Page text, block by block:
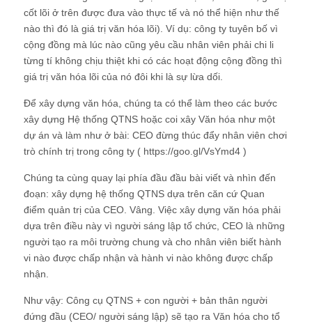
cốt lõi ở trên được đưa vào thực tế và nó thể hiện như thế
nào thì đó là giá trị văn hóa lõi). Ví dụ: công ty tuyên bố vì
cộng đồng mà lúc nào cũng yêu cầu nhân viên phải chi li
từng tí không chịu thiệt khi có các hoạt động cộng đồng thì
giá trị văn hóa lõi của nó đôi khi là sự lừa dối.
Để xây dựng văn hóa, chúng ta có thể làm theo các bước
xây dựng Hệ thống QTNS hoặc coi xây Văn hóa như một
dự án và làm như ở bài: CEO đừng thúc đẩy nhân viên chơi
trò chính trị trong công ty ( https://goo.gl/VsYmd4 )
Chúng ta cùng quay lại phía đầu đầu bài viết và nhìn đến
đoạn: xây dựng hệ thống QTNS dựa trên căn cứ Quan
điểm quản trị của CEO. Vâng. Việc xây dựng văn hóa phải
dựa trên điều này vì người sáng lập tổ chức, CEO là những
người tạo ra môi trường chung và cho nhân viên biết hành
vi nào được chấp nhận và hành vi nào không được chấp
nhận.
Như vậy: Công cụ QTNS + con người + bản thân người
đứng đầu (CEO/ người sáng lập) sẽ tạo ra Văn hóa cho tổ